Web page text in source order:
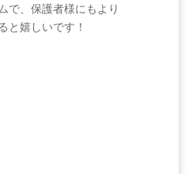
で、保護者様にもより
と嬉しいです！